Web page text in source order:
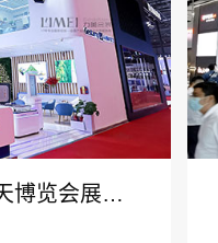
第15届中国国际航空航天博览会展台设计案例_海斯坦普